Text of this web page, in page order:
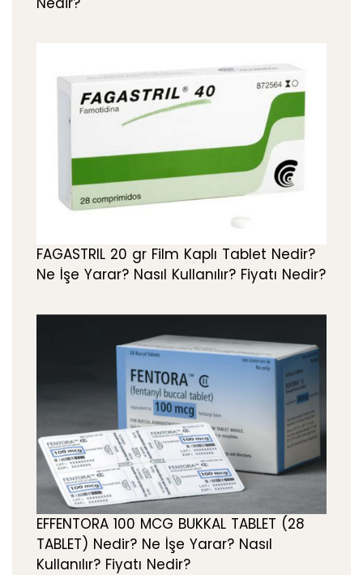
FAGASTRIL 20 gr Film Kaplı Tablet Nedir?
Ne İşe Yarar? Nasıl Kullanılır? Fiyatı Nedir?
EFFENTORA 100 MCG BUKKAL TABLET (28
TABLET) Nedir? Ne İşe Yarar? Nasıl
Kullanılır? Fiyatı Nedir?